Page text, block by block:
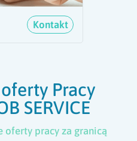
Kontakt
Pracy
SERVICE
oferty pracy za granicą